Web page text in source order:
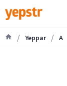
/ Yeppar / A